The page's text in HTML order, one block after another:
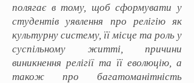
полягає в тому, щоб сформувати у
студентів уявлення про релігію як
культурну систему, її місце та роль у
суспільному житті, причини
виникнення релігії та її еволюцію, а
також про багатоманітність